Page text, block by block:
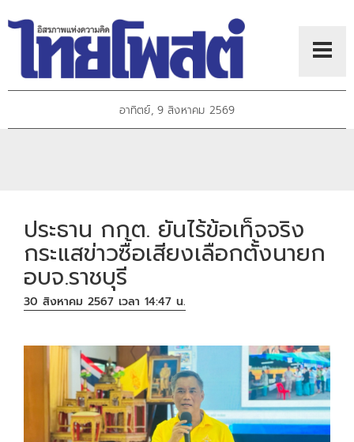
อาทิตย์, 9 สิงหาคม 2569
ประธาน กกต. ยันไร้ข้อเท็จจริง
กระแสข่าวซื้อเสียงเลือกตั้งนายก
อบจ.ราชบุรี
30 สิงหาคม 2567 เวลา 14:47 น.